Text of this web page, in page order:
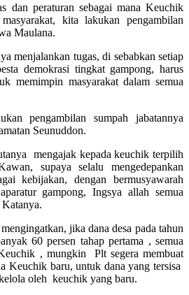
dan peraturan sebagai mana Keuchik
kita lakukan pengambilan
Maulana.
menjalankan tugas, di sebabkan setiap
demokrasi tingkat gampong, harus
memimpin masyarakat dalam semua
pengambilan sumpah jabatannya
Seunuddon.
mengajak kepada keuchik terpilih
supaya selalu mengedepankan
kebijakan, dengan bermusyawarah
gampong, Ingsya allah semua
jika dana desa pada tahun
60 persen tahap pertama , semua
, mungkin Plt segera membuat
Keuchik baru, untuk dana yang tersisa
oleh keuchik yang baru.